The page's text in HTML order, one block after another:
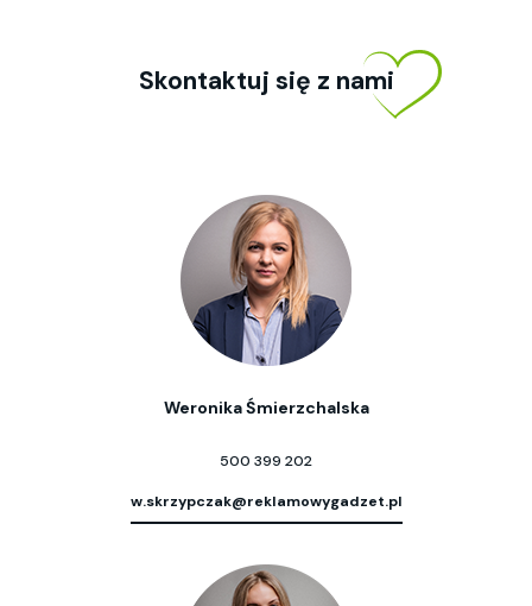
Skontaktuj się z nami
Weronika Śmierzchalska
500 399 202
w.skrzypczak@reklamowygadzet.pl